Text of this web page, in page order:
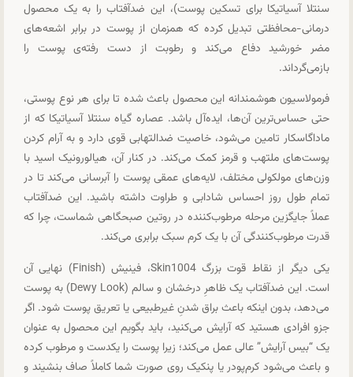
سنتلا آسیاتیکا برای تسکین پوست)، این ضدآفتاب را به یک محصول
درمانی-محافظتی تبدیل کرده که همزمان از پوست در برابر اشعه‌های
مضر خورشید دفاع می‌کند و رطوبت از دست رفته‌ی پوست را
بازمی‌گرداند.
فرمولاسیون هوشمندانه این محصول باعث شده تا برای هر نوع پوستی،
حتی حساس‌ترین آن‌ها، ایده‌آل باشد. عصاره گیاه سنتلا آسیاتیکا که از
ماداگاسکار تامین می‌شود، خاصیت ضدالتهابی قوی دارد و به آرام کردن
پوست‌های ملتهب و قرمز کمک می‌کند. در کنار آن، هیالورونیک اسید با
وزن‌های مولکولی مختلف، لایه‌های عمقی پوست را آبرسانی می‌کند تا در
تمام طول روز احساس شادابی و طراوت داشته باشید. این ضدآفتاب
عملاً جایگزین مرحله مرطوب‌کننده در روتین صبحگاهی شماست، چرا که
قدرت مرطوب‌کنندگی آن با یک کرم سبک برابری می‌کند.
یکی دیگر از نقاط قوت بزرگ Skin1004، فینیش (Finish) نهایی آن
است. این ضدآفتاب یک ظاهرِ درخشان و سالم (Dewy Look) به پوست
می‌دهد، بدون اینکه باعث براق شدنِ غیرطبیعی یا تعریق پوست شود. اگر
جزو افرادی هستید که آرایش می‌کنید، باید بگویم این محصول به عنوان
یک “بیس آرایش” عالی عمل می‌کند؛ زیرا پوست را یکدست و مرطوب کرده
و باعث می‌شود کرم‌پودر یا پنکیک روی صورت شما کاملاً صاف بنشیند و